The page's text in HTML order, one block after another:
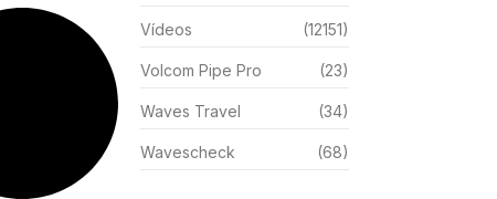
Vídeos (12151)
Volcom Pipe Pro (23)
Waves Travel (34)
Wavescheck (68)